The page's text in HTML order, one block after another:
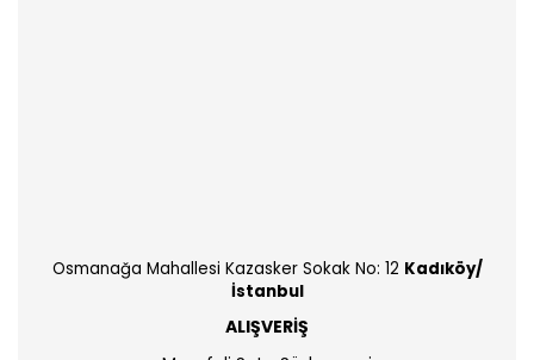
Osmanağa Mahallesi Kazasker Sokak No: 12 Kadıköy/
İstanbul
ALIŞVERİŞ